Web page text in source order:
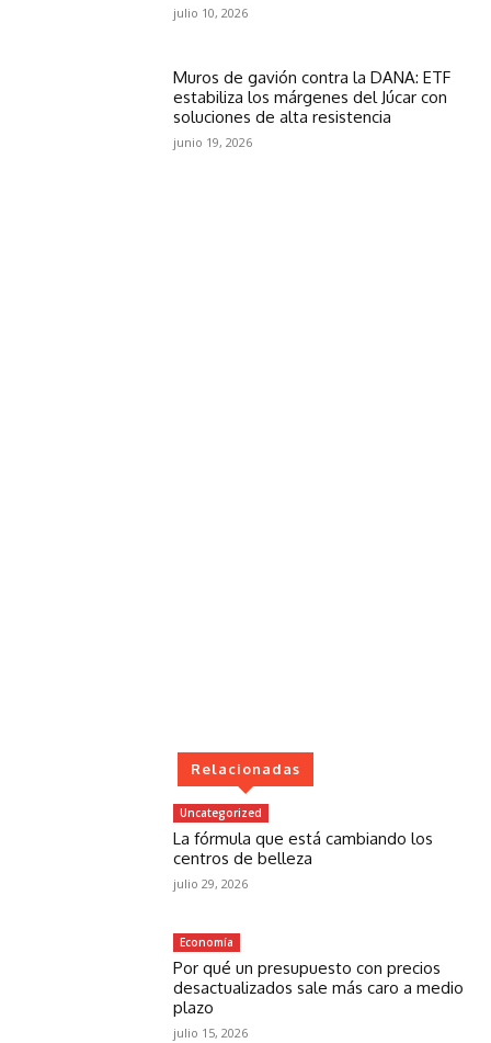
julio 10, 2026
Muros de gavión contra la DANA: ETF
estabiliza los márgenes del Júcar con
soluciones de alta resistencia
junio 19, 2026
Relacionadas
Uncategorized
La fórmula que está cambiando los
centros de belleza
julio 29, 2026
Economía
Por qué un presupuesto con precios
desactualizados sale más caro a medio
plazo
julio 15, 2026